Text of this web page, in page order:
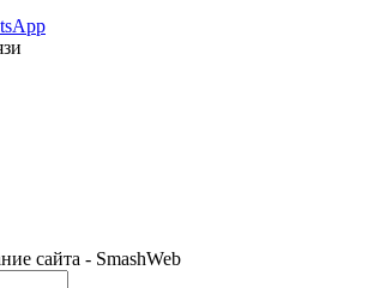
сайта - SmashWeb